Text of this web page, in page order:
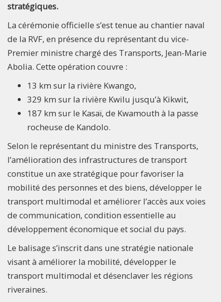
stratégiques.
La cérémonie officielle s’est tenue au chantier naval
de la RVF, en présence du représentant du vice-
Premier ministre chargé des Transports, Jean-Marie
Abolia. Cette opération couvre :
13 km sur la rivière Kwango,
329 km sur la rivière Kwilu jusqu’à Kikwit,
187 km sur le Kasaï, de Kwamouth à la passe
rocheuse de Kandolo.
Selon le représentant du ministre des Transports,
l’amélioration des infrastructures de transport
constitue un axe stratégique pour favoriser la
mobilité des personnes et des biens, développer le
transport multimodal et améliorer l’accès aux voies
de communication, condition essentielle au
développement économique et social du pays.
Le balisage s’inscrit dans une stratégie nationale
visant à améliorer la mobilité, développer le
transport multimodal et désenclaver les régions
riveraines.